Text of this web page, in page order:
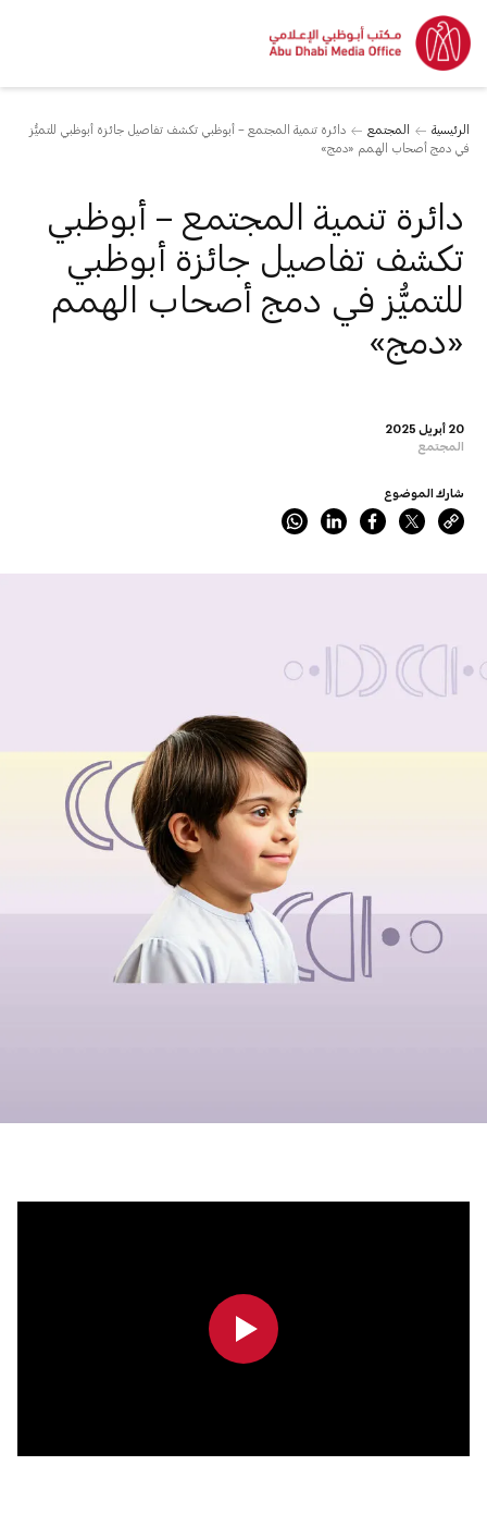
الرئيسية المجتمع
دائرة تنمية المجتمع – أبوظبي تكشف تفاصيل جائزة أبوظبي للتميُّز
في دمج أصحاب الهمم «دمج»
20 أبريل 2025
المجتمع
دائرة تنمية المجتمع – أبوظبي
تكشف تفاصيل جائزة أبوظبي
للتميُّز في دمج أصحاب الهمم
«دمج»
شارك الموضوع